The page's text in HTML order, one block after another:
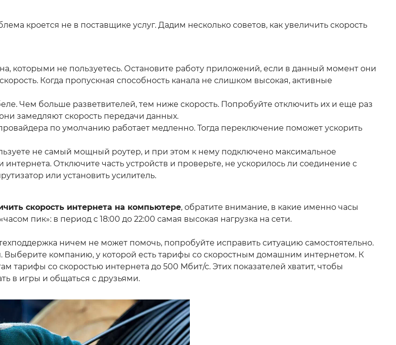
кроется не в поставщике услуг. Дадим несколько советов, как увеличить скорость
которыми не пользуетесь. Остановите работу приложений, если в данный момент они
Когда пропускная способность канала не слишком высокая, активные
Чем больше разветвителей, тем ниже скорость. Попробуйте отключить их и еще раз
замедляют скорость передачи данных.
по умолчанию работает медленно. Тогда переключение поможет ускорить
не самый мощный роутер, и при этом к нему подключено максимальное
интернета. Отключите часть устройств и проверьте, не ускорилось ли соединение с
или установить усилитель.
скорость интернета на компьютере, обратите внимание, в какие именно часы
пик»: в период с 18:00 до 22:00 самая высокая нагрузка на сети.
ничем не может помочь, попробуйте исправить ситуацию самостоятельно.
компанию, у которой есть тарифы со скоростным домашним интернетом. К
тарифы со скоростью интернета до 500 Мбит/с. Этих показателей хватит, чтобы
в игры и общаться с друзьями.